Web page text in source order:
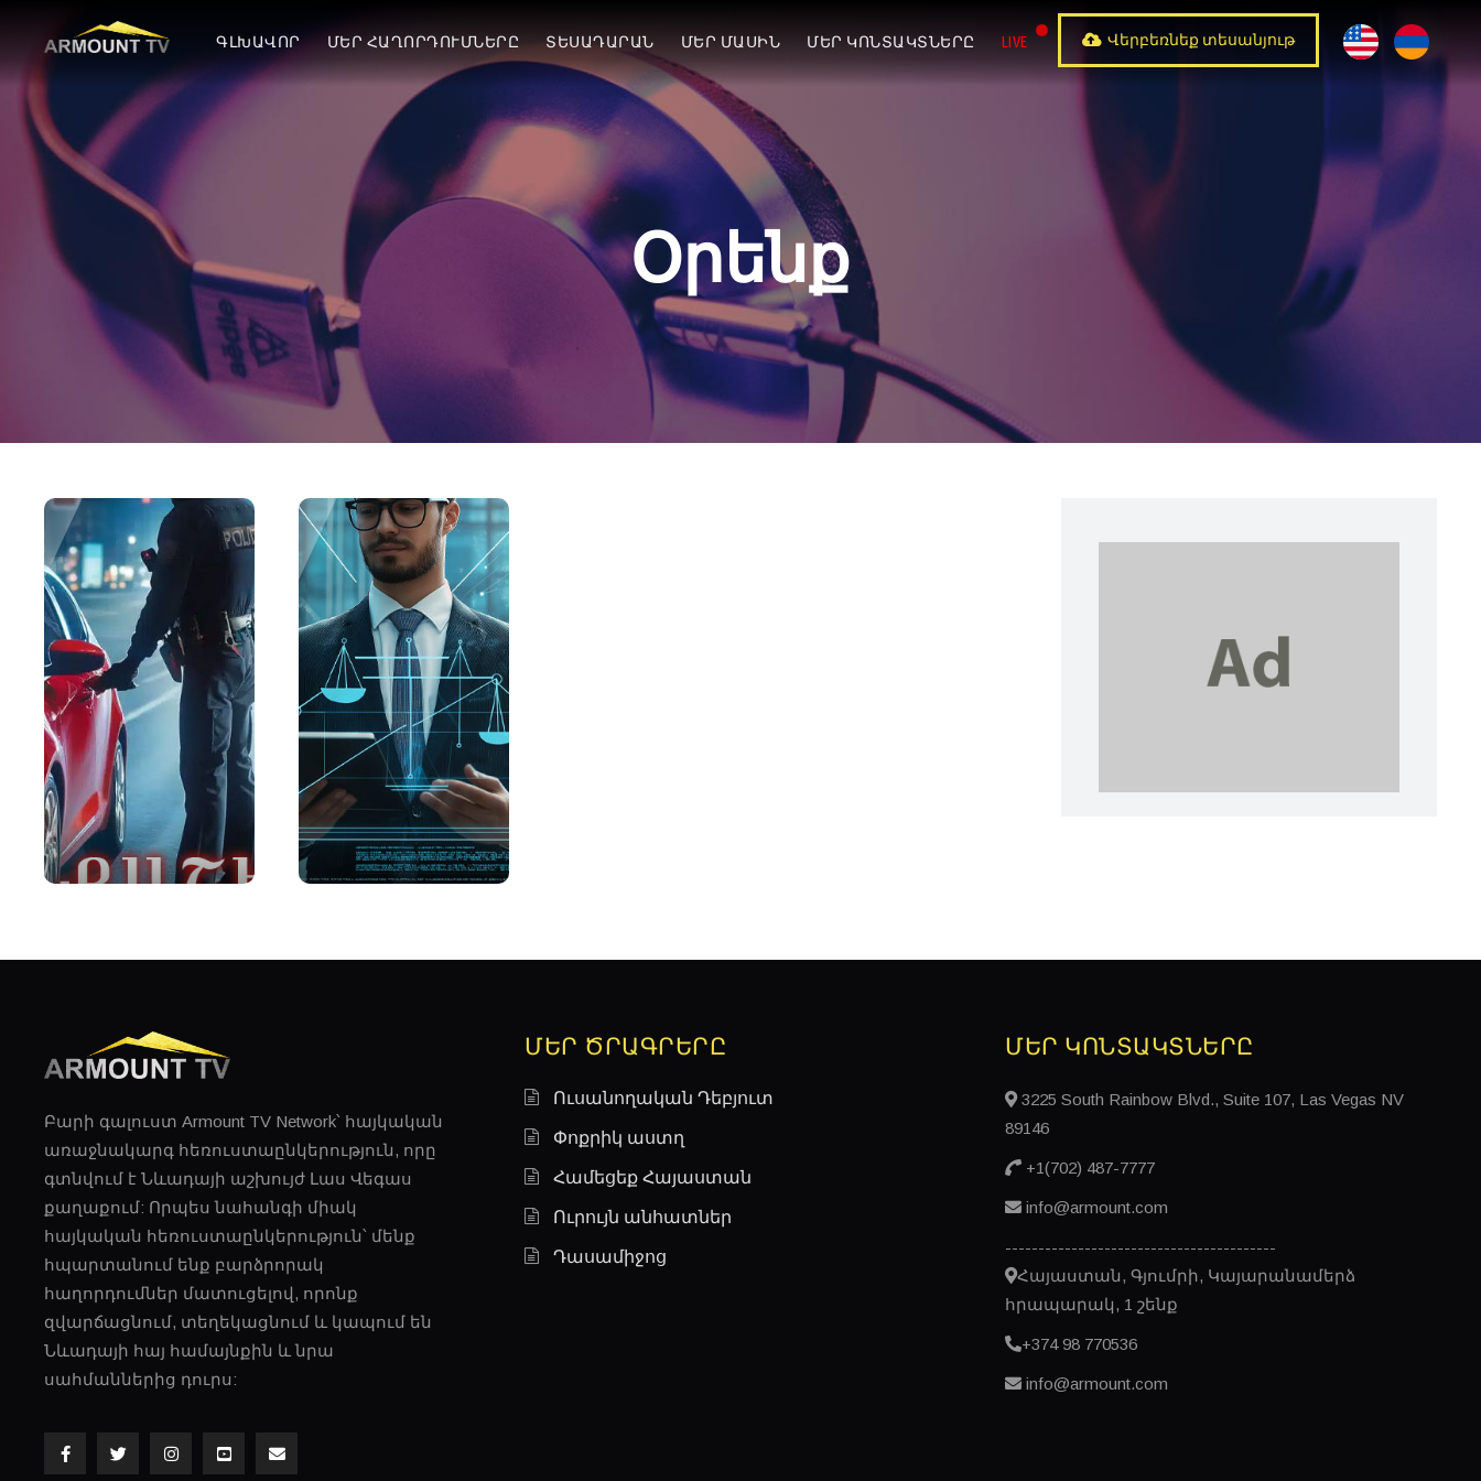
Վերբեռնեք տեսանյութ
ԳԼԽԱՎՈՐ ՄԵՐ ՀԱՂՈՐԴՈՒՄՆԵՐԸ ՏԵՍԱԴԱՐԱՆ ՄԵՐ ՄԱՍԻՆ ՄԵՐ ԿՈՆՏԱԿՏՆԵՐԸ LIVE
Օրենք
Բարի գալուստ Armount TV Network՝ հայկական
առաջնակարգ հեռուստաընկերություն, որը
գտնվում է Նևադայի աշխույժ Լաս ​​Վեգաս
քաղաքում: Որպես նահանգի միակ
հայկական հեռուստաընկերություն՝ մենք
հպարտանում ենք բարձրորակ
հաղորդումներ մատուցելով, որոնք
զվարճացնում, տեղեկացնում և կապում են
Նևադայի հայ համայնքին և նրա
սահմաններից դուրս:
ՄԵՐ ԾՐԱԳՐԵՐԸ
Ուսանողական Դեբյուտ
Փոքրիկ աստղ
Համեցեք Հայաստան
Ուրույն անհատներ
Դասամիջոց
ՄԵՐ ԿՈՆՏԱԿՏՆԵՐԸ
3225 South Rainbow Blvd., Suite 107, Las Vegas NV
89146
+1(702) 487-7777
info@armount.com
-----------------------------------------
Հայաստան, Գյումրի, Կայարանամերձ
հրապարակ, 1 շենք
+374 98 770536
info@armount.com